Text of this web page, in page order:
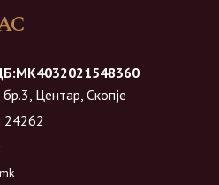
Центар, Скопје
24262